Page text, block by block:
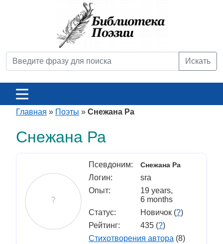
Искать
Главная » Поэты » Снежана Ра
Снежана Ра
Псевдоним: Снежана Ра
Логин:
sra
Опыт:
19 years,
6 months
Статус:
Новичок (?)
Рейтинг:
435 (?)
Стихотворения автора (8)